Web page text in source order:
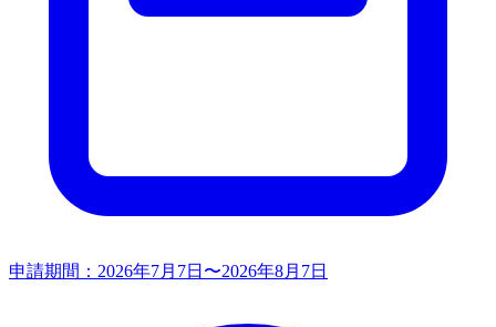
申請期間： 2026年7月7日〜2026年8月7日